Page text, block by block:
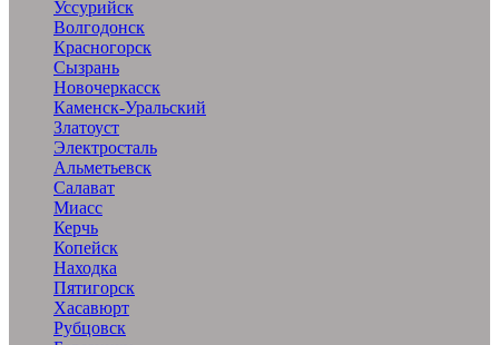
Уссурийск
Волгодонск
Красногорск
Сызрань
Новочеркасск
Каменск-Уральский
Златоуст
Электросталь
Альметьевск
Салават
Миасс
Керчь
Копейск
Находка
Пятигорск
Хасавюрт
Рубцовск